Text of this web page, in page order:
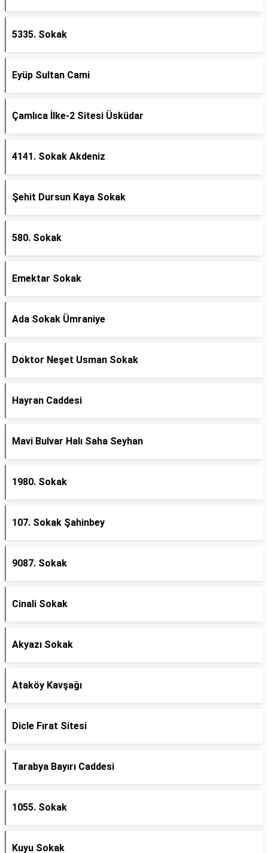
5335. Sokak
Eyüp Sultan Cami
Çamlıca İlke-2 Sitesi Üsküdar
4141. Sokak Akdeniz
Şehit Dursun Kaya Sokak
580. Sokak
Emektar Sokak
Ada Sokak Ümraniye
Doktor Neşet Usman Sokak
Hayran Caddesi
Mavi Bulvar Halı Saha Seyhan
1980. Sokak
107. Sokak Şahinbey
9087. Sokak
Cinali Sokak
Akyazı Sokak
Ataköy Kavşağı
Dicle Fırat Sitesi
Tarabya Bayırı Caddesi
1055. Sokak
Kuyu Sokak